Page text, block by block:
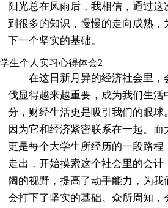
阳光总在风雨后，我相信，通过这
到很多的知识，慢慢的走向成熟，
下一个坚实的基础。
学生个人实习心得体会2
在这日新月异的经济社会里，
伐显得越来越重要，成为我们生活
分，财经生活更是吸引我们的眼球
因为它和经济紧密联系在一起。而
更是每个大学生所经历的一段路程
走出，开始摸索这个社会里的会计
阔的视野，提高了动手能力，为我
会打下了坚实的基础。众所周知，